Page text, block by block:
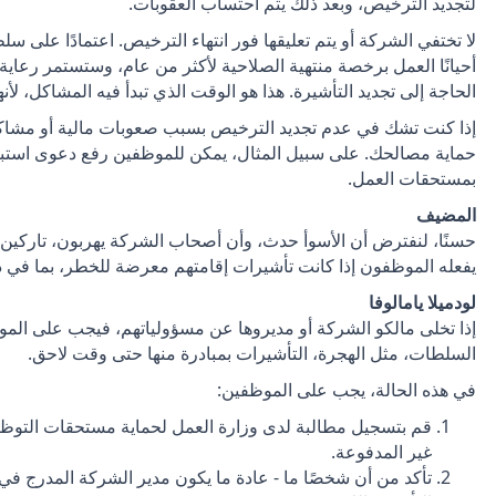
لا تختفي الشركة أو يتم تعليقها فور انتهاء الترخيص. اعتمادًا على
أحيانًا العمل برخصة منتهية الصلاحية لأكثر من عام، وستستمر
الحاجة إلى تجديد التأشيرة. هذا هو الوقت الذي تبدأ فيه المشاكل،
إذا كنت تشك في عدم تجديد الترخيص بسبب صعوبات مالية أو
حماية مصالحك. على سبيل المثال، يمكن للموظفين رفع دعوى
بمستحقات العمل.
المضيف
حسنًا، لنفترض أن الأسوأ حدث، وأن أصحاب الشركة يهربون،
يفعله الموظفون إذا كانت تأشيرات إقامتهم معرضة للخطر، بما
لودميلا يامالوفا
إذا تخلى مالكو الشركة أو مديروها عن مسؤولياتهم، فيجب على
السلطات، مثل الهجرة، التأشيرات بمبادرة منها حتى وقت لاحق.
في هذه الحالة، يجب على الموظفين:
قم بتسجيل مطالبة لدى وزارة العمل لحماية مستحقات
غير المدفوعة.
تأكد من أن شخصًا ما - عادة ما يكون مدير الشركة المدرج في